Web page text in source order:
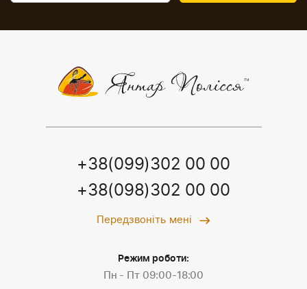
+38(099)302 00 00
+38(098)302 00 00
Передзвоніть мені
Режим роботи:
Пн - Пт 09:00-18:00